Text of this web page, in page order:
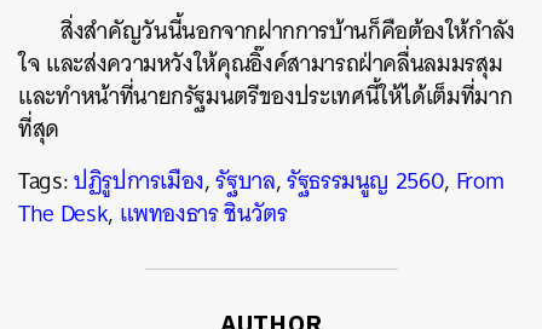
สิ่งสำคัญวันนี้นอกจากฝากการบ้านก็คือต้องให้กำลัง
ใจ และส่งความหวังให้คุณอิ๊งค์สามารถฝ่าคลื่นลมมรสุม
และทำหน้าที่นายกรัฐมนตรีของประเทศนี้ให้ได้เต็มที่มาก
ที่สุด
Tags:ปฏิรูปการเมือง,รัฐบาล,รัฐธรรมนูญ 2560, From
The Desk, แพทองธาร ชินวัตร